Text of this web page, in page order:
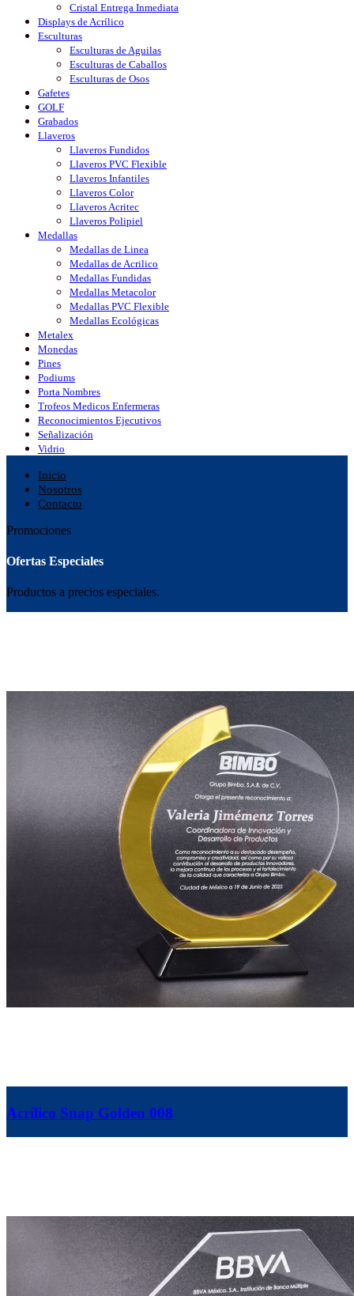
Cristal Entrega Inmediata
Displays de Acrílico
Esculturas
Esculturas de Aguilas
Esculturas de Caballos
Esculturas de Osos
Gafetes
GOLF
Grabados
Llaveros
Llaveros Fundidos
Llaveros PVC Flexible
Llaveros Infantiles
Llaveros Color
Llaveros Acritec
Llaveros Polipiel
Medallas
Medallas de Linea
Medallas de Acrilico
Medallas Fundidas
Medallas Metacolor
Medallas PVC Flexible
Medallas Ecológicas
Metalex
Monedas
Pines
Podiums
Porta Nombres
Trofeos Medicos Enfermeras
Reconocimientos Ejecutivos
Señalización
Vidrio
Inicio
Nosotros
Contacto
Promociones
Ofertas Especiales
Productos a precios especiales.
Acrílico Snap Golden 008